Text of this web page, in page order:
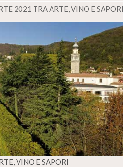
2021 TRA ARTE, VINO E SAPORI
VINO E SAPORI